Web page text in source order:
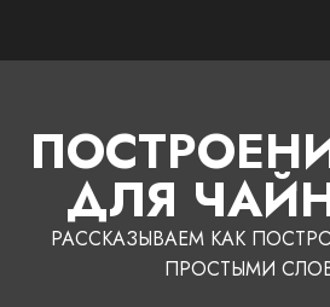
ДЛЯ
РАССКАЗЫВАЕМ КАК
ПРОСТЫМИ